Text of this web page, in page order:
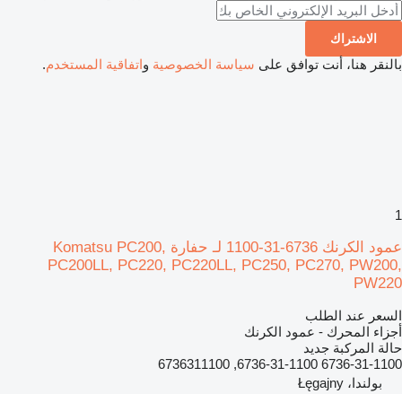
الاشتراك
بالنقر هنا، أنت توافق على سياسة الخصوصية واتفاقية المستخدم.
1
عمود الكرنك 6736-31-1100 لـ حفارة Komatsu PC200,
PC200LL, PC220, PC220LL, PC250, PC270, PW200,
PW220
السعر عند الطلب
أجزاء المحرك - عمود الكرنك
حالة المركبة جديد
6736-31-1100 6736-31-1100, 6736311100
بولندا، Łęgajny